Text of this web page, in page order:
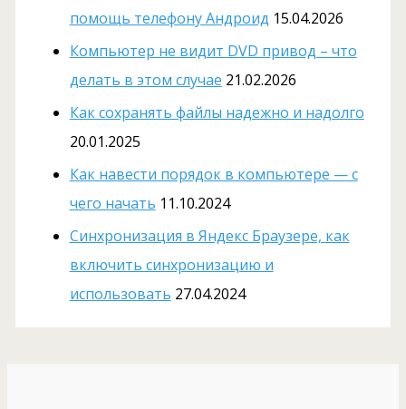
помощь телефону Андроид 15.04.2026
Компьютер не видит DVD привод – что
делать в этом случае 21.02.2026
Как сохранять файлы надежно и надолго
20.01.2025
Как навести порядок в компьютере — с
чего начать 11.10.2024
Cинхронизация в Яндекс Браузере, как
включить синхронизацию и
использовать 27.04.2024